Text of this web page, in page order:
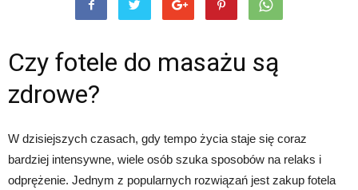
Czy fotele do masażu są
zdrowe?
W dzisiejszych czasach, gdy tempo życia staje się coraz
bardziej intensywne, wiele osób szuka sposobów na relaks i
odprężenie. Jednym z popularnych rozwiązań jest zakup fotela